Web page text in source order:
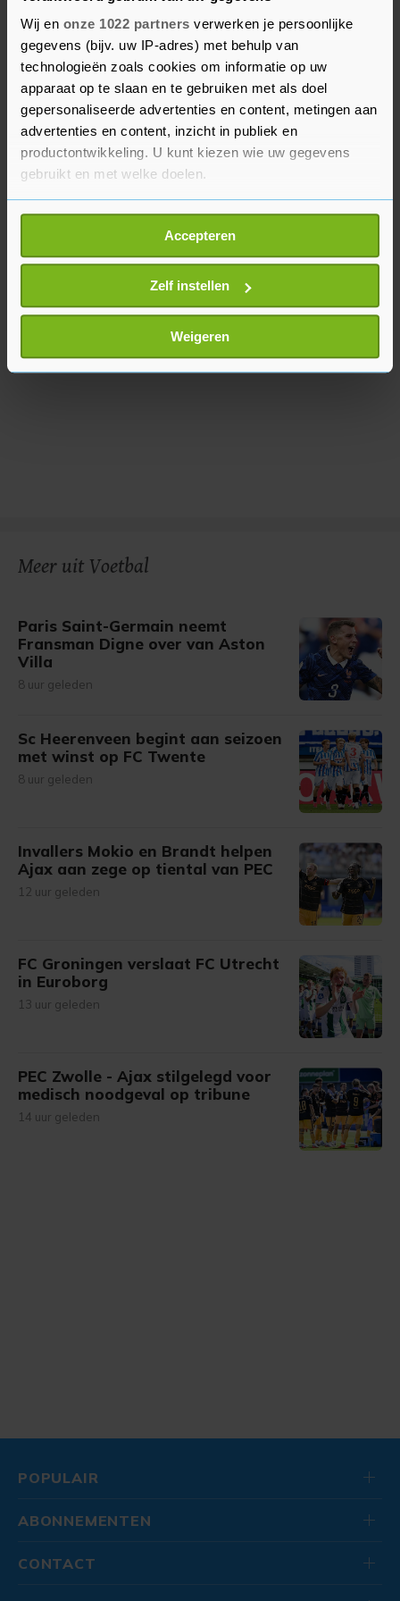
Wij en onze 1022 partners verwerken je persoonlijke
gegevens (bijv. uw IP-adres) met behulp van
technologieën zoals cookies om informatie op uw
apparaat op te slaan en te gebruiken met als doel
gepersonaliseerde advertenties en content, metingen aan
advertenties en content, inzicht in publiek en
productontwikkeling. U kunt kiezen wie uw gegevens
gebruikt en met welke doelen.
Als u het toestaat, willen we ook graag:
Informatie verzamelen over uw geografische
locatie, die tot een paar meter nauwkeurig kan zijn
Uw apparaat identificeren door het actief te
scannen op specifieke eigenschappen (fingerprinting)
Lees meer over hoe uw persoonlijke gegevens worden
verwerkt en stel uw voorkeuren in het
U kunt uw toestemming op elk moment wijzigen of
Accepteren
Zelf instellen
Weigeren
geweldig voor onze club en voor onze supporters
van over de hele wereld. Kylian blijft de komende
drie jaar bij ons. Dat is het belangrijkste."
PSG heeft ook wereldsterren als Lionel Messi en
Neymar onder contract. De Nederlander
Georginio Wijnaldum speelt eveneens bij de club.
Meer uit Voetbal
Paris Saint-Germain neemt
Fransman Digne over van Aston
Villa
8 uur geleden
Sc Heerenveen begint aan seizoen
met winst op FC Twente
8 uur geleden
Invallers Mokio en Brandt helpen
Ajax aan zege op tiental van PEC
12 uur geleden
FC Groningen verslaat FC Utrecht
in Euroborg
13 uur geleden
PEC Zwolle - Ajax stilgelegd voor
medisch noodgeval op tribune
14 uur geleden
POPULAIR
ABONNEMENTEN
CONTACT